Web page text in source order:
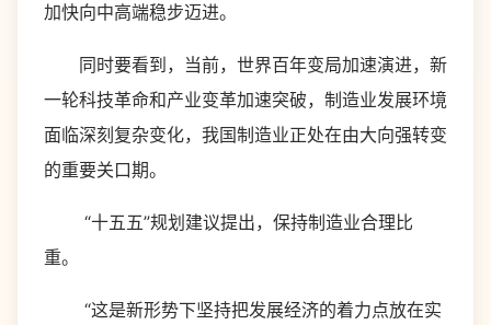
加快向中高端稳步迈进。
同时要看到，当前，世界百年变局加速演进，新
一轮科技革命和产业变革加速突破，制造业发展环境
面临深刻复杂变化，我国制造业正处在由大向强转变
的重要关口期。
“十五五”规划建议提出，保持制造业合理比
重。
“这是新形势下坚持把发展经济的着力点放在实